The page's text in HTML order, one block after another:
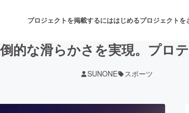
プロジェクトを掲載するにははじめるプロジェクトを
的な滑らかさを実現。プロ
SUNONE スポーツ